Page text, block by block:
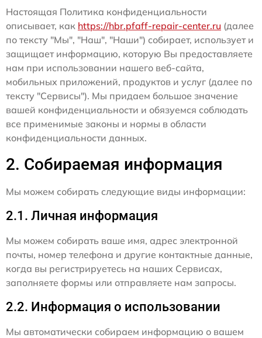
Настоящая Политика конфиденциальности
описывает, как https://hbr.pfaff-repair-center.ru (далее
по тексту "Мы", "Наш", "Наши") собирает, использует и
защищает информацию, которую Вы предоставляете
нам при использовании нашего веб-сайта,
мобильных приложений, продуктов и услуг (далее по
тексту "Сервисы"). Мы придаем большое значение
вашей конфиденциальности и обязуемся соблюдать
все применимые законы и нормы в области
конфиденциальности данных.
2. Собираемая информация
Мы можем собирать следующие виды информации:
2.1. Личная информация
Мы можем собирать ваше имя, адрес электронной
почты, номер телефона и другие контактные данные,
когда вы регистрируетесь на наших Сервисах,
заполняете формы или отправляете нам запросы.
2.2. Информация о использовании
Мы автоматически собираем информацию о вашем